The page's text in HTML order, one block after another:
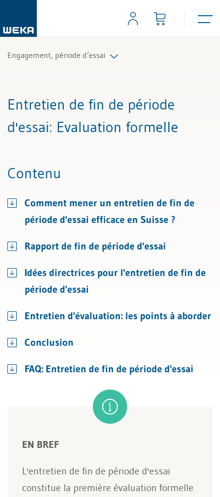
Engagement, période d‘essai
Entretien de fin de période
d'essai: Evaluation formelle
Contenu
Comment mener un entretien de fin de
période d'essai efficace en Suisse ?
Rapport de fin de période d'essai
Idées directrices pour l'entretien de fin de
période d'essai
Entretien d'évaluation: les points à aborder
Conclusion
FAQ: Entretien de fin de période d'essai
EN BREF
L'entretien de fin de période d'essai
constitue la première évaluation formelle